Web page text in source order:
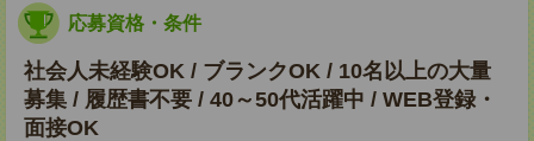
応募資格・条件
社会人未経験OK / ブランクOK / 10名以上の大量
募集 / 履歴書不要 / 40～50代活躍中 / WEB登録・
面接OK